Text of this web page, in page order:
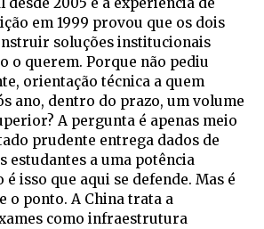
desde 2005 e a experiência de
em 1999 provou que os dois
soluções institucionais
o querem. Porque não pediu
orientação técnica a quem
ano, dentro do prazo, um volume
A pergunta é apenas meio
prudente entrega dados de
estudantes a uma potência
isso que aqui se defende. Mas é
o ponto. A China trata a
como infraestrutura